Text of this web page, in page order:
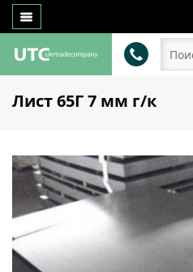
Лист 65Г 7 мм г/к